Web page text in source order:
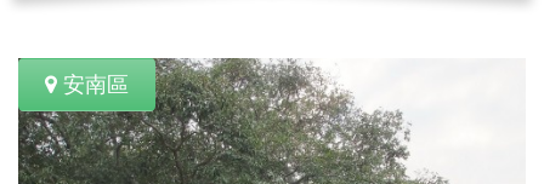
安南區